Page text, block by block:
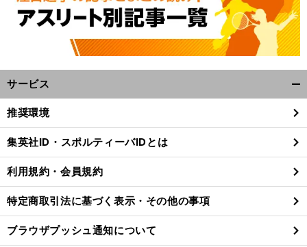
サービス
閉
る
推奨環境
集英社ID・スポルティーバIDとは
利用規約・会員規約
特定商取引法に基づく表示・その他の事項
ブラウザプッシュ通知について